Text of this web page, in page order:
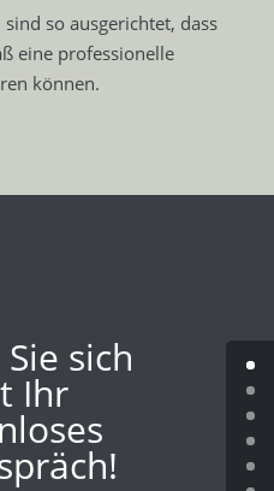
so ausgerichtet, dass
eine professionelle
können.
sich
Ihr